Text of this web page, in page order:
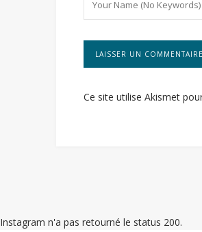
Ce site utilise Akismet
Instagram n'a pas retourné le status 200.